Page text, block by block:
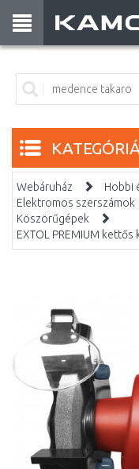
Webáruház
Hobbi
Elektromos szerszámok
Köszörűgépek
EXTOL PREMIUM